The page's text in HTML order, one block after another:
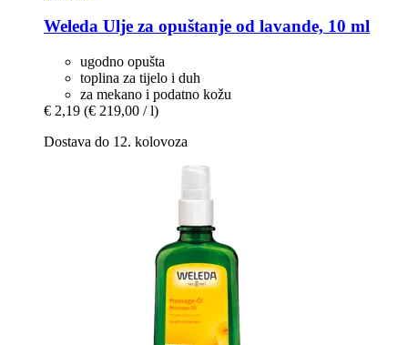
Weleda Ulje za opuštanje od lavande, 10 ml
ugodno opušta
toplina za tijelo i duh
za mekano i podatno kožu
€ 2,19 (€ 219,00 / l)
Dostava do 12. kolovoza